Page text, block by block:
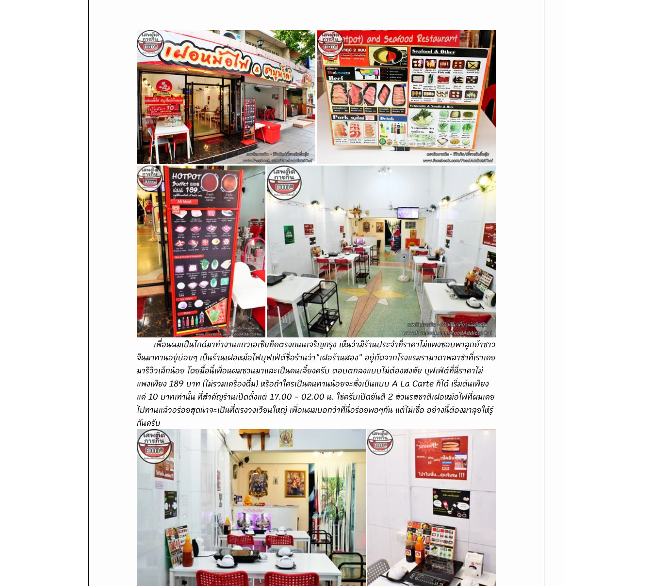
จีนมาทานอยู่บ่อยๆ เป็นร้านเฝอหม้อไฟบุฟเฟ่ต์ชื่อร้านว่า"เฝอร้านสอง" อยู่ถัดจากโรงแรมรามาดาพลาซ่าที่เราเคย
มารีวิวเล็กน้อย โดยมื้อนี้เพื่อนผมชวนมาและเป็นคนเลี้ยงครับ ตอบตกลงแบบไม่ต้องสงสัย บุฟเฟ่ต์ที่นี่ราคาไม่
แพงเพียง 189 บาท (ไม่รวมเครื่องดื่ม) หรือถ้าใครเป็นคนทานน้อยจะสั่งเป็นแบบ A La Carte ก็ได้ เริ่มต้นเพียง
แค่ 10 บาทเท่านั้น ที่สำคัญร้านเปิดตั้งแต่ 17.00 - 02.00 น. ใช่ครับเปิดยันตี 2 ส่วนรสชาติเฝอหม้อไฟที่ผมเคย
ไปทานแล้วอร่อยสุดน่าจะเป็นที่ตรงวงเวียนใหญ่ เพื่อนผมบอกว่าที่นี่อร่อยพอๆกัน แต่ไม่เชื่อ อย่างนี้ต้องมาลุยให้รู้
กันครับ